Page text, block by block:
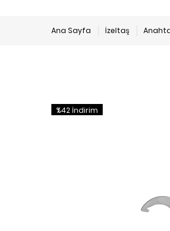
Ana Sayfa İzeltaş
%42 İndirim